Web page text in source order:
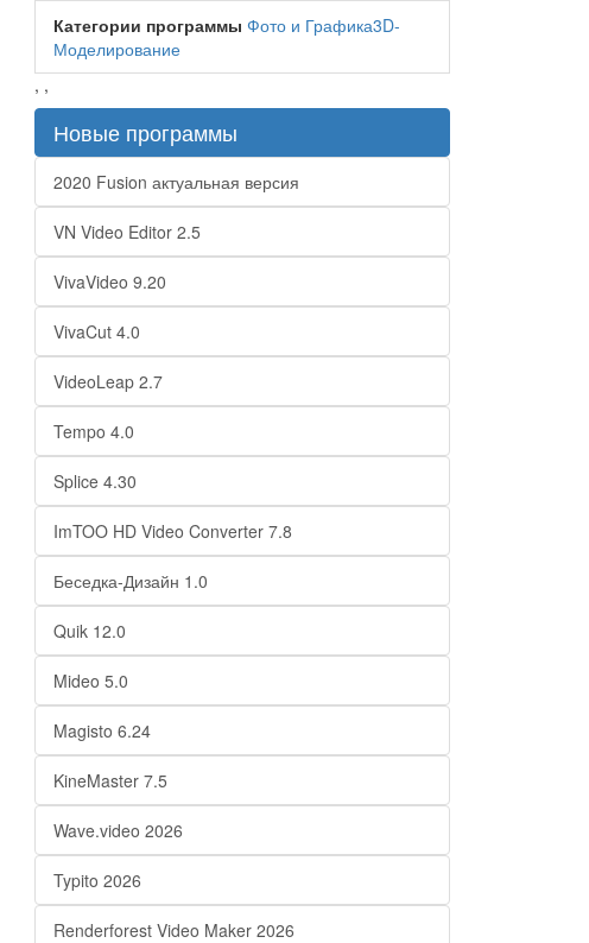
Категории программы Фото и Графика3D-
Моделирование
, ,
Новые программы
2020 Fusion актуальная версия
VN Video Editor 2.5
VivaVideo 9.20
VivaCut 4.0
VideoLeap 2.7
Tempo 4.0
Splice 4.30
ImTOO HD Video Converter 7.8
Беседка-Дизайн 1.0
Quik 12.0
Mideo 5.0
Magisto 6.24
KineMaster 7.5
Wave.video 2026
Typito 2026
Renderforest Video Maker 2026